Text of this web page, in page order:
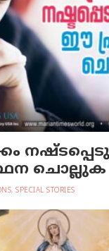
ചൊല്ലുക
, SPECIAL STORIES